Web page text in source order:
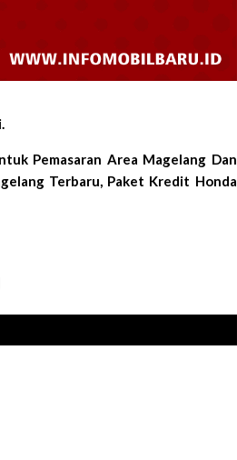
Pemasaran Area Magelang Dan
Terbaru, Paket Kredit Honda